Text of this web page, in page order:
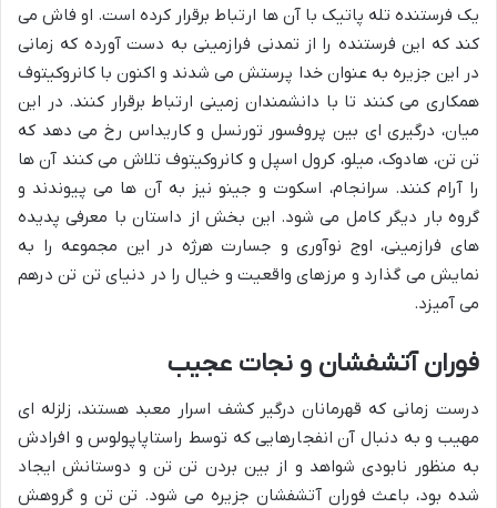
یک فرستنده تله پاتیک با آن ها ارتباط برقرار کرده است. او فاش می
کند که این فرستنده را از تمدنی فرازمینی به دست آورده که زمانی
در این جزیره به عنوان خدا پرستش می شدند و اکنون با کانروکیتوف
همکاری می کنند تا با دانشمندان زمینی ارتباط برقرار کنند. در این
میان، درگیری ای بین پروفسور تورنسل و کاریداس رخ می دهد که
تن تن، هادوک، میلو، کرول اسپل و کانروکیتوف تلاش می کنند آن ها
را آرام کنند. سرانجام، اسکوت و جینو نیز به آن ها می پیوندند و
گروه بار دیگر کامل می شود. این بخش از داستان با معرفی پدیده
های فرازمینی، اوج نوآوری و جسارت هرژه در این مجموعه را به
نمایش می گذارد و مرزهای واقعیت و خیال را در دنیای تن تن درهم
می آمیزد.
فوران آتشفشان و نجات عجیب
درست زمانی که قهرمانان درگیر کشف اسرار معبد هستند، زلزله ای
مهیب و به دنبال آن انفجارهایی که توسط راستاپاپولوس و افرادش
به منظور نابودی شواهد و از بین بردن تن تن و دوستانش ایجاد
شده بود، باعث فوران آتشفشان جزیره می شود. تن تن و گروهش